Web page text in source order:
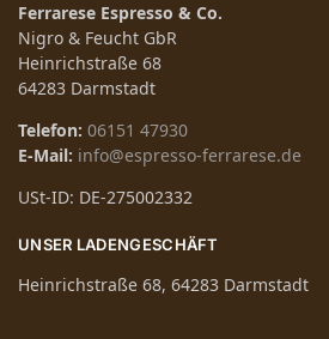
Ferrarese Espresso & Co.
Nigro & Feucht GbR
Heinrichstraße 68
64283 Darmstadt
Telefon: 06151 47930
E-Mail: info@espresso-ferrarese.de
USt-ID: DE-275002332
UNSER LADENGESCHÄFT
Heinrichstraße 68, 64283 Darmstadt